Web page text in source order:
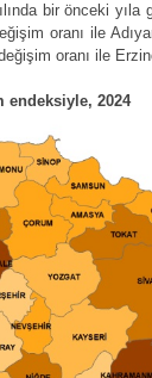
bir önceki
oranı ile
oranı ile
endeksiyle, 2024